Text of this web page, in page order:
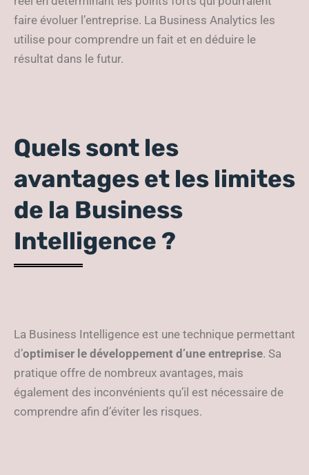
faire évoluer l’entreprise. La Business Analytics les
utilise pour comprendre un fait et en déduire le
résultat dans le futur.
Quels sont les
avantages et les limites
de la Business
Intelligence ?
La Business Intelligence est une technique permettant
d’optimiser le développement d’une entreprise. Sa
pratique offre de nombreux avantages, mais
également des inconvénients qu’il est nécessaire de
comprendre afin d’éviter les risques.